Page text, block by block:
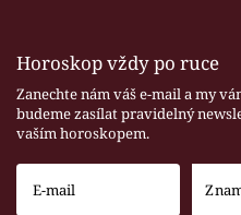
Horoskop vždy po ruce
Zanechte nám váš e-mail a my
budeme zasílat pravidelný
vaším horoskopem.